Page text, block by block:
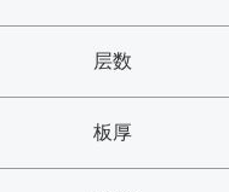
层数
板厚